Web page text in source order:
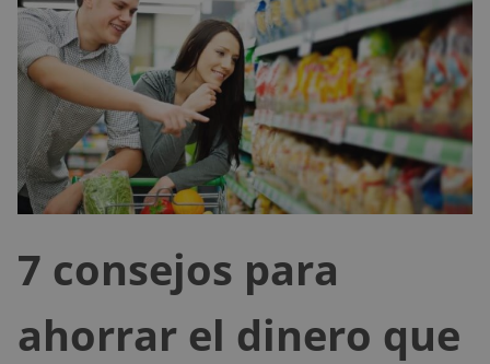
7 consejos para
ahorrar el dinero que